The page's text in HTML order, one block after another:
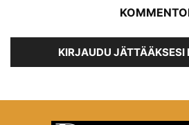
KIRJAUDU JÄTTÄÄKSESI